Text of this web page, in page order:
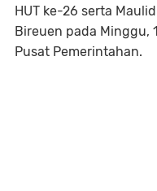
HUT ke-26 serta
Bireuen pada Minggu,
Pusat Pemerintahan.